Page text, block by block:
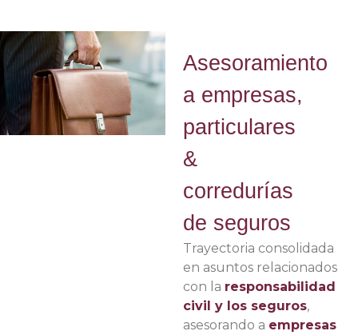
Asesoramiento
a empresas,
particulares
&
corredurías
de seguros
Trayectoria consolidada
en asuntos relacionados
con la responsabilidad
civil y los seguros,
asesorando a empresas